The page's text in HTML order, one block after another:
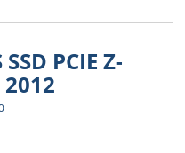
PCIE Z-
2012